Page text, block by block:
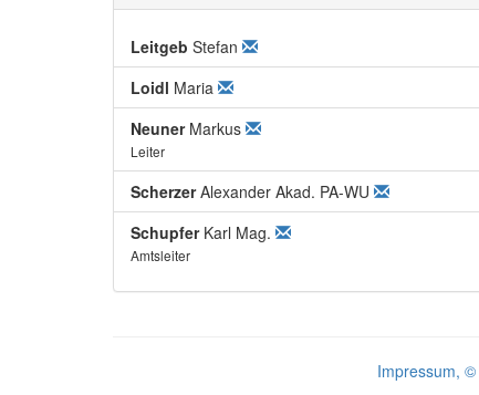
Leitgeb Stefan
Loidl Maria
Neuner Markus
Leiter
ScherzerAlexander Akad. PA-WU
Schupfer Karl Mag.
Amtsleiter
Impressum,